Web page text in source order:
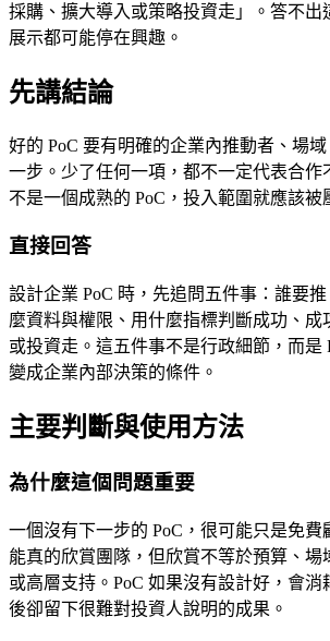
採購、擴大導入或策略投資走」。答不出
展示都可能停在興趣。
先講結論
好的 PoC 要有明確的企業內推動者、場
一步。少了任何一項，都不一定代表合作
不是一個成熟的 PoC，投入範圍就應該被
直接回答
設計企業 PoC 時，先追問五件事：誰要
麼資料與權限、用什麼指標判斷成功、成
或投資走。這五件事不是行政細節，而是
變成企業內部決策的條件。
主要判斷與使用方法
為什麼這個問題重要
一個沒有下一步的 PoC，很可能只是免
能真的欣賞團隊，但欣賞不等於預算、場
或高層支持。PoC 如果沒有設計好，會消
後卻留下很難對投資人說明的成果。